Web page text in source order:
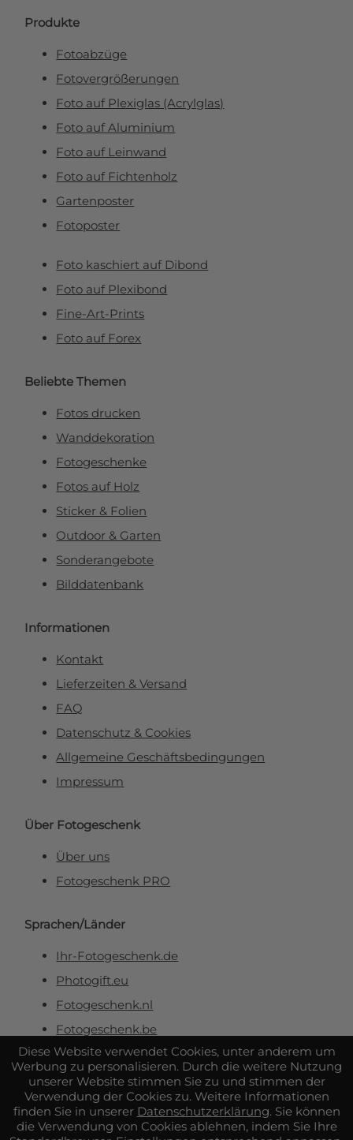
Diese Website verwendet Cookies, unter anderem um
Werbung zu personalisieren. Durch die weitere Nutzung
unserer Website stimmen Sie zu und stimmen der
Verwendung der Cookies zu. Weitere Informationen
finden Sie in unserer Datenschutzerklärung. Sie können
die Verwendung von Cookies ablehnen, indem Sie Ihre
Produkte
Fotoabzüge
Fotovergrößerungen
Foto auf Plexiglas (Acrylglas)
Foto auf Aluminium
Foto auf Leinwand
Foto auf Fichtenholz
Gartenposter
Fotoposter
Foto kaschiert auf Dibond
Foto auf Plexibond
Fine-Art-Prints
Foto auf Forex
Beliebte Themen
Fotos drucken
Wanddekoration
Fotogeschenke
Fotos auf Holz
Sticker & Folien
Outdoor & Garten
Sonderangebote
Bilddatenbank
Informationen
Kontakt
Lieferzeiten & Versand
FAQ
Datenschutz & Cookies
Allgemeine Geschäftsbedingungen
Impressum
Über Fotogeschenk
Über uns
Fotogeschenk PRO
Sprachen/Länder
Ihr-Fotogeschenk.de
Photogift.eu
Fotogeschenk.nl
Fotogeschenk.be
Sicher & zuverlässig bezahlen